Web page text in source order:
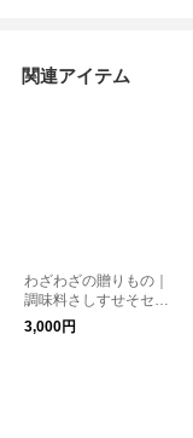
関連アイテム
わざわざの贈りもの｜
調味料さしすせそセッ
ト【ギフト】
3,000円